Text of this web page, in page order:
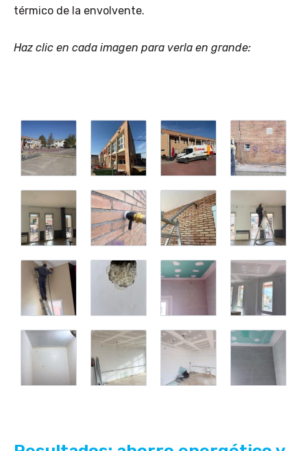
térmico de la envolvente.
Haz clic en cada imagen para verla en grande: